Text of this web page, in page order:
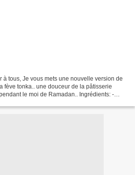
à tous, Je vous mets une nouvelle version de
fève tonka.. une douceur de la pâtisserie
le moi de Ramadan.. Ingrédients: -